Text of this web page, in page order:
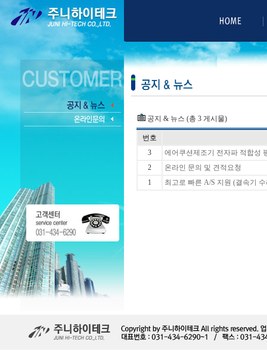
공지 & 뉴스 (총 3 게시물)
번호
3
에어쿠션제조기 전자파 적합성
2
온라인 문의 및 견적요청
1
최고로 빠른 A/S 지원 (결속기